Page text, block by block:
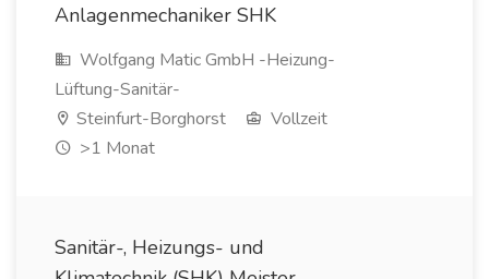
Anlagenmechaniker SHK
Wolfgang Matic GmbH -Heizung-
Lüftung-Sanitär-
Steinfurt-Borghorst
Vollzeit
>1 Monat
Sanitär-, Heizungs- und